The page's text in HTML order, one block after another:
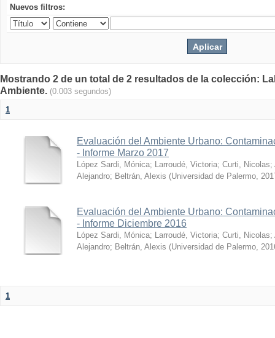
Nuevos filtros:
Mostrando 2 de un total de 2 resultados de la colección:
Ambiente. (0.003 segundos)
1
Evaluación del Ambiente Urbano:
- Informe Marzo 2017
López Sardi, Mónica; Larroudé, Victoria; Curti, Nicolas;
Alejandro; Beltrán, Alexis (Universidad de Palermo,
Evaluación del Ambiente Urbano:
- Informe Diciembre 2016
López Sardi, Mónica; Larroudé, Victoria; Curti, Nicolas;
Alejandro; Beltrán, Alexis (Universidad de Palermo,
1